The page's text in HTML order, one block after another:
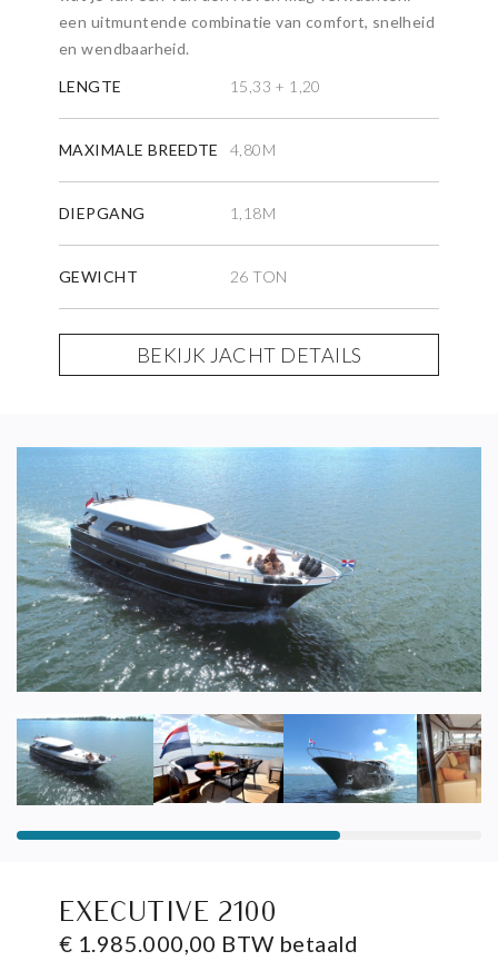
een uitmuntende combinatie van comfort, snelheid
en wendbaarheid.
LENGTE
15,33 + 1,20
MAXIMALE BREEDTE 4,80M
DIEPGANG 1,18M
GEWICHT 26 TON
BEKIJK JACHT DETAILS
EXECUTIVE 2100
€ 1.985.000,00 BTW betaald